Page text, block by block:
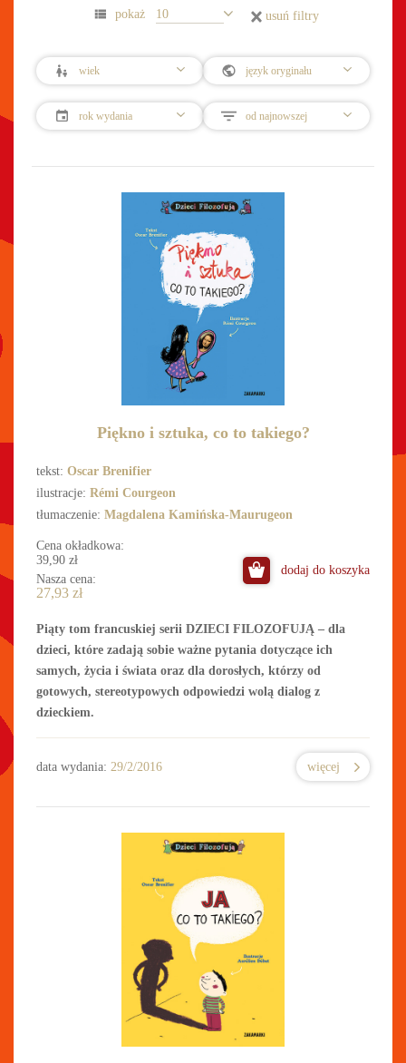
usuń filtry
Piękno i sztuka, co to takiego?
tekst: Oscar Brenifier
ilustracje: Rémi Courgeon
tłumaczenie: Magdalena Kamińska-Maurugeon
Cena okładkowa:
39,90 zł
Nasza cena:
27,93 zł
dodaj do koszyka
Piąty tom francuskiej serii DZIECI FILOZOFUJĄ – dla
dzieci, które zadają sobie ważne pytania dotyczące ich
samych, życia i świata oraz dla dorosłych, którzy od
gotowych, stereotypowych odpowiedzi wolą dialog z
dzieckiem.
data wydania: 29/2/2016 więcej